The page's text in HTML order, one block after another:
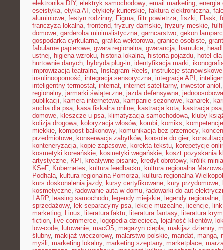
elektronika DIY, elektryk samochodowy, email marketing, energia
eseistyka, etyka AI , etykiety kurierskie, faktura elektroniczna,
aluminiowe, festyn rodzinny, Figma, filtr powietrza, fiszki, Flask,
franczyza lokalna, frontend, fryzury damskie, fryzury męskie,
domowe, garderoba minimalistyczna, garncarstwo, gekon
gospodarka cyrkularna, grafika wektorowa, granice osobiste,
fabularne papierowe, gwara regionalna, gwarancja, hamulce,
ustnej, higiena wzroku, historia lokalna, historia pojazdu, hotel
hurtownie danych, hybryda plug-in, identyfikacja marki,
improwizacja teatralna, Instagram Reels, instrukcje stanowiskowe
insulinooporność, integracja sensoryczna, integracje API ,
inteligentny termostat, internat, internet satelitarny, inwestor anioł
regionalny, jarmarki świąteczne, jazda defensywna,
publikacji, kamera internetowa, kampanie sezonowe, kanarek,
sucha dla psa, kasa fiskalna online, kastracja kota, kastracja psa
domowe, kleszcze u psa, klimatyzacja samochodowa, kluby
kolizja drogowa, koloryzacja włosów, kombi, komiks,
miękkie, kompost balkonowy, komunikacja bez przemocy,
przedmiotowe, konserwacja zabytków, konsole do gier,
konteneryzacja, kopie zapasowe, korekta tekstu, korepetycje
kosmetyki koreańskie, kosmetyki wegańskie, koszt pozyskania
artystyczne, KPI , kreatywne pisanie, kredyt obrotowy, królik
KSeF, Kubernetes, kultura feedbacku, kultura regionalna
Podhala, kultura regionalna Pomorza, kultura regionalna
kurs doskonalenia jazdy, kursy certyfikowane, kury przydomowe,
kosmetyczne, ładowanie auta w domu, ładowarki do aut
LARP, leasing samochodu, legendy miejskie, legendy regionalne,
sprzedażowy, lęk separacyjny psa, lekcje muzealne, licencje,
marketing, Linux, literatura faktu, literatura fantasy, literatura
fiction, live commerce, logopedia dziecięca, lojalność klientów,
low-code, lutowanie, macOS, magazyn ciepła, makijaż dzienny,
ślubny, makijaż wieczorowy, malarstwo polskie, mandat, manga,
myśli, marketing lokalny, marketing szeptany, marketplace, marża